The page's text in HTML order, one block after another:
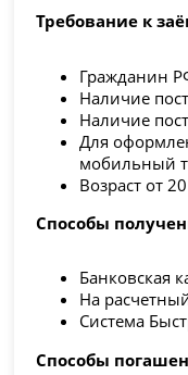
Требование к
Гражданин
Наличие
Наличие
Для
мобильный
Возраст от
Способы
Банковская
На
Система
Способы